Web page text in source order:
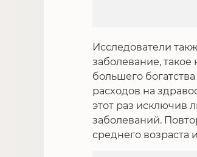
Исследователи
заболевание,
большего
расходов на
этот раз исключив
заболеваний.
среднего